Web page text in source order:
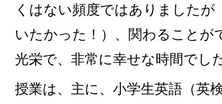
くはない頻度ではありました
いたかった！）、関わることが
光栄で、非常に幸せな時間でし
授業は、主に、小学生英語（英